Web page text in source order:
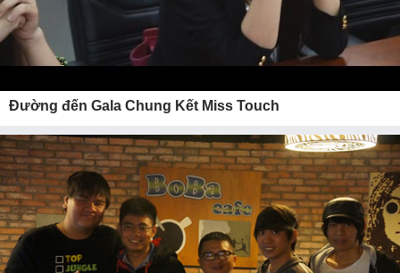
Đường đến Gala Chung Kết Miss Touch